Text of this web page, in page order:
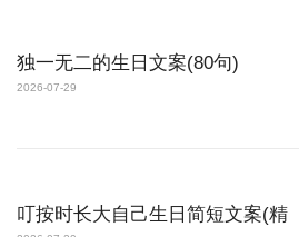
独一无二的生日文案(80句)
2026-07-29
叮按时长大自己生日简短文案(精